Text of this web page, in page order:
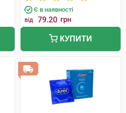
Є в наявності
від 79.20 грн
КУПИТИ